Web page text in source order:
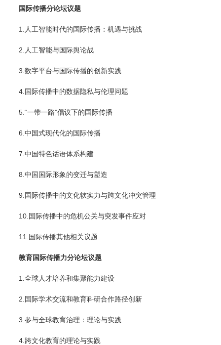
国际传播分论坛议题
1.人工智能时代的国际传播：机遇与挑战
2.人工智能与国际舆论战
3.数字平台与国际传播的创新实践
4.国际传播中的数据隐私与伦理问题
5.“一带一路”倡议下的国际传播
6.中国式现代化的国际传播
7.中国特色话语体系构建
8.中国国际形象的变迁与塑造
9.国际传播中的文化软实力与跨文化冲突管理
10.国际传播中的危机公关与突发事件应对
11.国际传播其他相关议题
教育国际传播力分论坛议题
1.全球人才培养和集聚能力建设
2.国际学术交流和教育科研合作路径创新
3.参与全球教育治理：理论与实践
4.跨文化教育的理论与实践